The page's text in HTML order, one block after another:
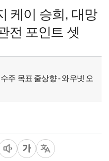
케이 승희, 대망
전 포인트 셋
주 목표 줄상향 - 와우넷 오